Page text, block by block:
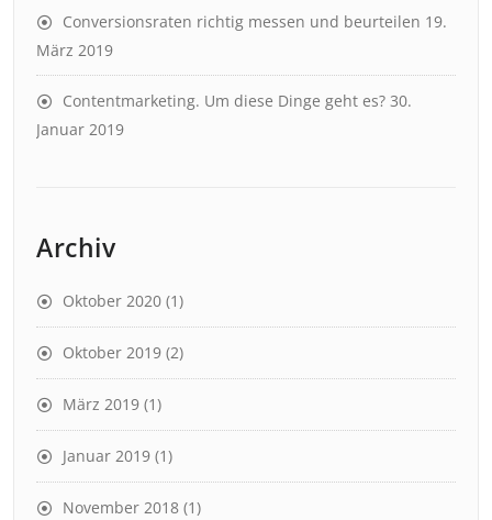
Conversionsraten richtig messen und beurteilen 19.
März 2019
Contentmarketing. Um diese Dinge geht es? 30.
Januar 2019
Archiv
Oktober 2020 (1)
Oktober 2019 (2)
März 2019 (1)
Januar 2019 (1)
November 2018 (1)